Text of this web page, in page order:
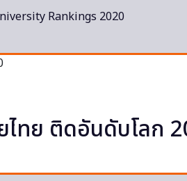
Rankings 2020
ไทย ติดอันดับโลก